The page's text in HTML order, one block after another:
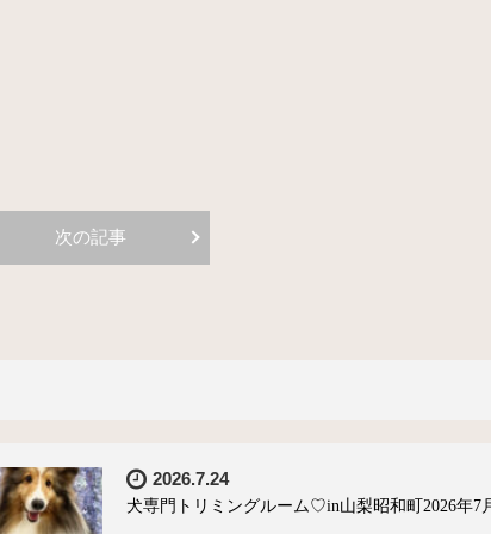
次の記事
2026.7.24
犬専門トリミングルーム♡in山梨昭和町2026年7